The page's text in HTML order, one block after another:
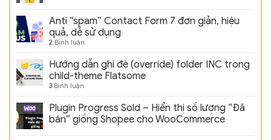
Anti “spam” Contact Form 7 đơn giản, hiệu
quả, dễ sử dụng
2 Bình luận
Hướng dẫn ghi đè (override) folder INC trong
child-theme Flatsome
3Bình luận
Plugin Progress Sold – Hiển thị số lượng “Đã
bán” giống Shopee cho WooCommerce